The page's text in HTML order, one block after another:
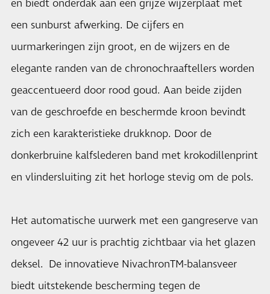
en biedt onderdak aan een grijze wijzerplaat met
een sunburst afwerking. De cijfers en
uurmarkeringen zijn groot, en de wijzers en de
elegante randen van de chronochraaftellers worden
geaccentueerd door rood goud. Aan beide zijden
van de geschroefde en beschermde kroon bevindt
zich een karakteristieke drukknop. Door de
donkerbruine kalfslederen band met krokodillenprint
en vlindersluiting zit het horloge stevig om de pols.
Het automatische uurwerk met een gangreserve van
ongeveer 42 uur is prachtig zichtbaar via het glazen
deksel. De innovatieve NivachronTM-balansveer
biedt uitstekende bescherming tegen de